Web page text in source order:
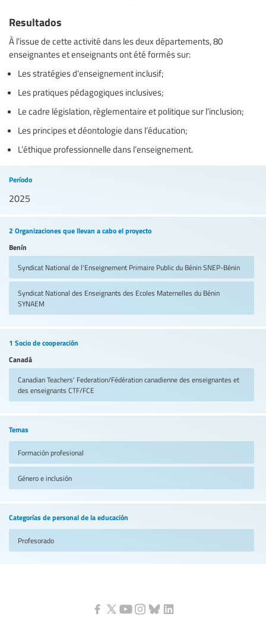
Resultados
À l’issue de cette activité dans les deux départements, 80
enseignantes et enseignants ont été formés sur:
Les stratégies d'enseignement inclusif;
Les pratiques pédagogiques inclusives;
Le cadre législation, règlementaire et politique sur l’inclusion;
Les principes et déontologie dans l’éducation;
L’éthique professionnelle dans l’enseignement.
Período
2025
2 Organizaciones que llevan a cabo el proyecto
Benín
Syndicat National de l'Enseignement Primaire Public du BéninSNEP-Bénin
Syndicat National des Enseignants des Ecoles Maternelles du Bénin
SYNAEM
1 Socio de cooperación
Canadá
Canadian Teachers' Federation/Fédération canadienne des enseignantes et
des enseignants CTF/FCE
Temas
Formación profesional
Género e inclusión
Categorías de personal de la educación
Profesorado